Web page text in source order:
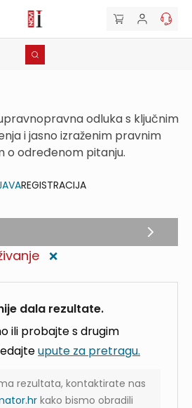
odluka s ključnim
i jasno izraženim pravnim
o određenom pitanju.
REGISTRACIJA
❌
dala rezultate.
ili probajte s drugim
upute za pretragu.
rezultata, kontaktirate nas
kako bismo obradili